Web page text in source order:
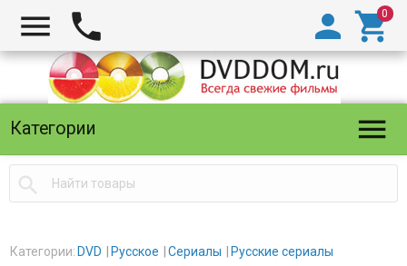
  

Категории 

Категории: DVD Русское Сериалы Русские сериалы